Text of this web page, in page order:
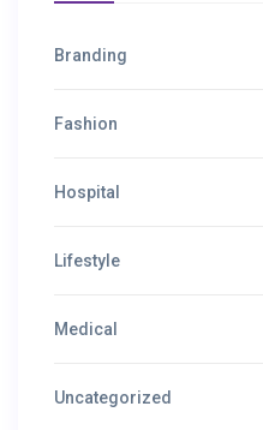
Branding
Fashion
Hospital
Lifestyle
Medical
Uncategorized